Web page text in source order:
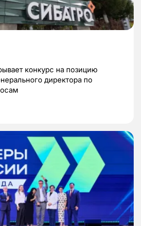
конкурс на позицию
директора по